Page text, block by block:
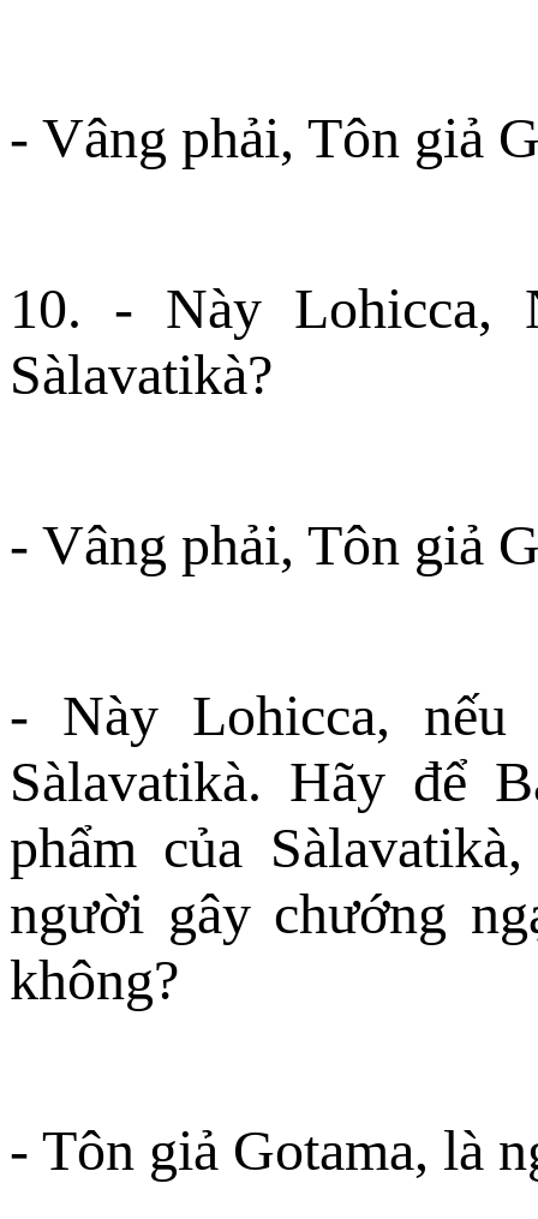
- Vâng phải, Tôn giả
10. - Này Lohicca,
Sàlavatikà?
- Vâng phải, Tôn giả
- Này Lohicca, nếu
Sàlavatikà. Hãy để
phẩm của
người gây chướng
không?
- Tôn giả Gotama, là